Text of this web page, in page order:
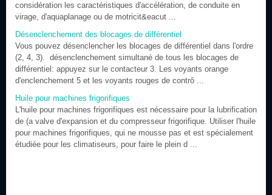
considération les caractéristiques d'accélération, de conduite en
virage, d'aquaplanage ou de motricit&eacut ...
Désenclenchement des blocages de différentiel
Vous pouvez désenclencher les blocages de différentiel dans l'ordre
(2, 4, 3). désenclenchement simultané de tous les blocages de
différentiel: appuyez sur le contacteur 3. Les voyants orange
d'enclenchement 5 et les voyants rouges de contrô ...
Huile pour machines frigorifiques
L'huile pour machines frigorifiques est nécessaire pour la lubrification
de (a valve d'expansion et du compresseur frigorifique. Utiliser l'huile
pour machines frigorifiques, qui ne mousse pas et est spécialement
étudiée pour les climatiseurs, pour faire le plein d ...